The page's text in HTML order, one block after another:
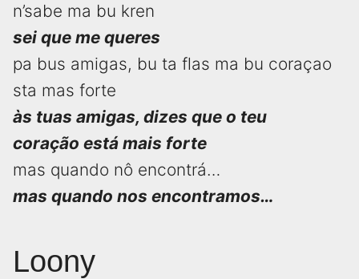
n’sabe ma bu kren
sei que me queres
pa bus amigas, bu ta flas ma bu coraçao
sta mas forte
às tuas amigas, dizes que o teu
coração está mais forte
mas quando nô encontrá…
mas quando nos encontramos…
Loony